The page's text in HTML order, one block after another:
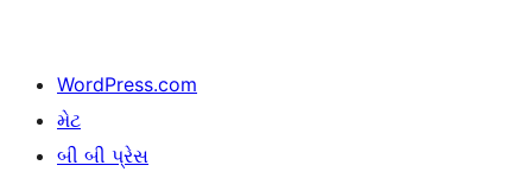
WordPress.com
મેટ
બી બી પ્રેસ